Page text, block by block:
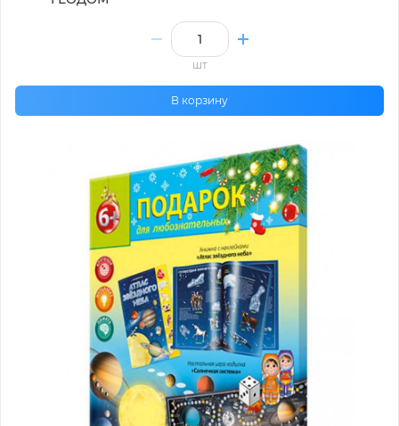
шт
В корзину